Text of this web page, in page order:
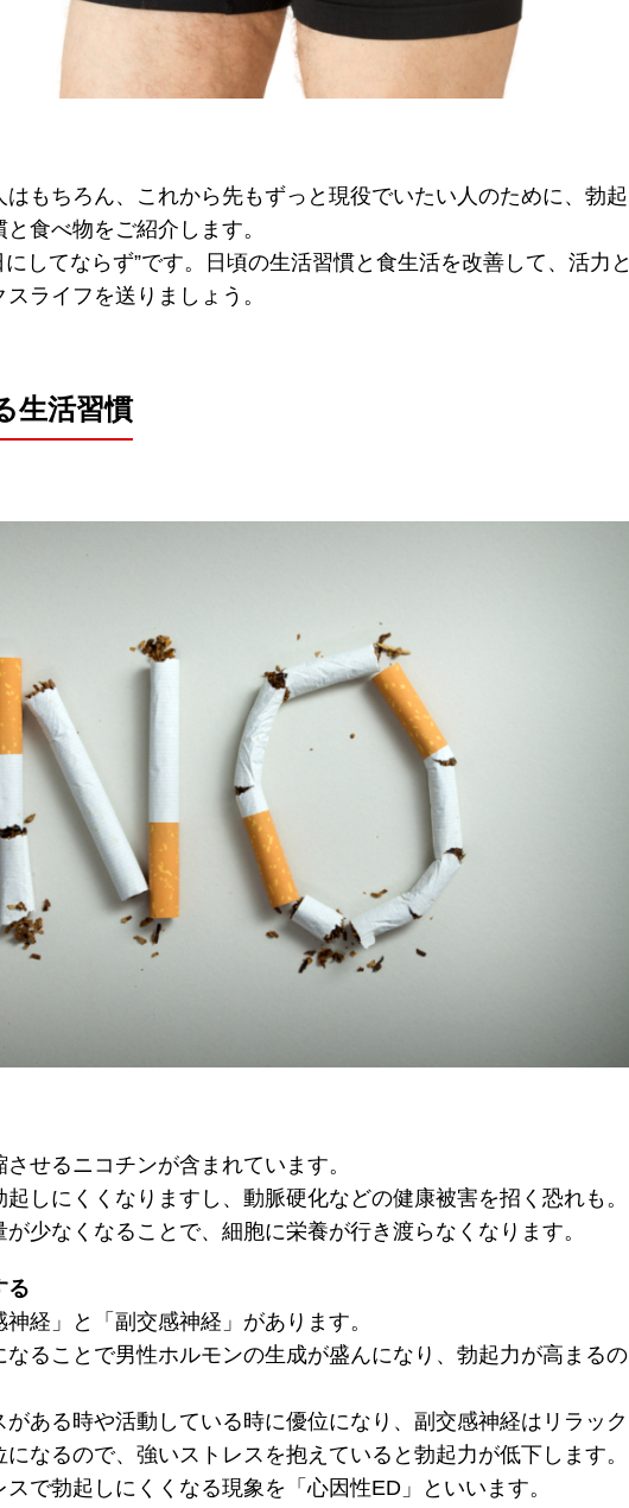
もちろん、これから先もずっと現役でいたい人のために、勃起
食べ物をご紹介します。
してならず”です。日頃の生活習慣と食生活を改善して、活力と
ライフを送りましょう。
生活習慣
せるニコチンが含まれています。
しにくくなりますし、動脈硬化などの健康被害を招く恐れも。
少なくなることで、細胞に栄養が行き渡らなくなります。
る
経」と「副交感神経」があります。
ることで男性ホルモンの生成が盛んになり、勃起力が高まるの
ある時や活動している時に優位になり、副交感神経はリラック
なるので、強いストレスを抱えていると勃起力が低下します。
で勃起しにくくなる現象を「心因性ED」といいます。